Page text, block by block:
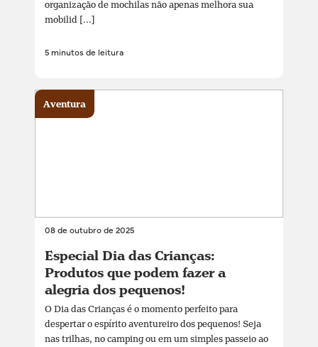
organização de mochilas não apenas melhora sua
mobilid [...]
5 minutos de leitura
08 de outubro de 2025
Especial Dia das Crianças:
Produtos que podem fazer a
alegria dos pequenos!
O Dia das Crianças é o momento perfeito para
despertar o espírito aventureiro dos pequenos! Seja
nas trilhas, no camping ou em um simples passeio ao
Aventura